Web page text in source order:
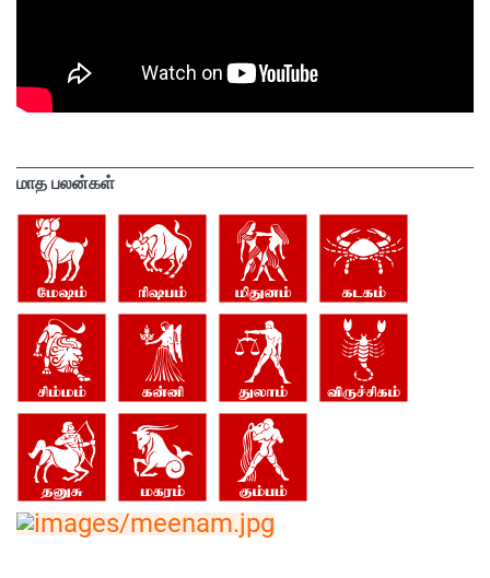
மாத பலன்கள்